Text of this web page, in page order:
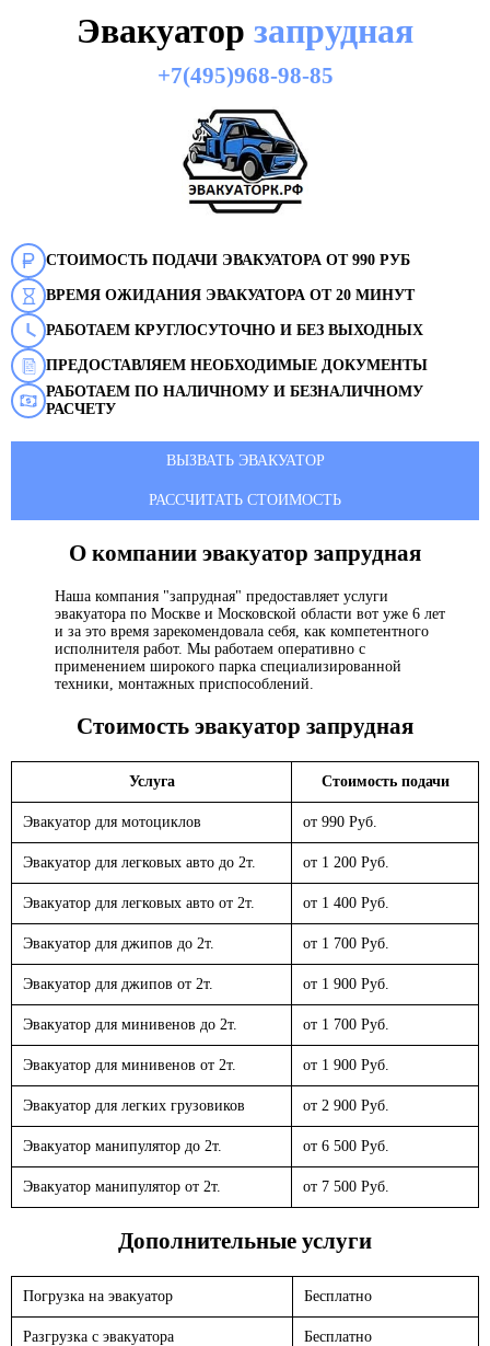
Эвакуатор запрудная
+7(495)968-98-85
СТОИМОСТЬ ПОДАЧИ ЭВАКУАТОРА ОТ 990 РУБ
ВРЕМЯ ОЖИДАНИЯ ЭВАКУАТОРА ОТ 20 МИНУТ
РАБОТАЕМ КРУГЛОСУТОЧНО И БЕЗ ВЫХОДНЫХ
ПРЕДОСТАВЛЯЕМ НЕОБХОДИМЫЕ ДОКУМЕНТЫ
РАБОТАЕМ ПО НАЛИЧНОМУ И БЕЗНАЛИЧНОМУ
РАСЧЕТУ
ВЫЗВАТЬ ЭВАКУАТОР
РАССЧИТАТЬ СТОИМОСТЬ
О компании эвакуатор запрудная
Наша компания "запрудная" предоставляет услуги
эвакуатора по Москве и Московской области вот уже 6 лет
и за это время зарекомендовала себя, как компетентного
исполнителя работ. Мы работаем оперативно с
применением широкого парка специализированной
техники, монтажных приспособлений.
Стоимость эвакуатор запрудная
Услуга Стоимость подачи
Эвакуатор для мотоциклов от 990 Руб.
Эвакуатор для легковых авто до 2т. от 1 200 Руб.
Эвакуатор для легковых авто от 2т. от 1 400 Руб.
Эвакуатор для джипов до 2т. от 1 700 Руб.
Эвакуатор для джипов от 2т. от 1 900 Руб.
Эвакуатор для минивенов до 2т. от 1 700 Руб.
Эвакуатор для минивенов от 2т. от 1 900 Руб.
Эвакуатор для легких грузовиков от 2 900 Руб.
Эвакуатор манипулятор до 2т. от 6 500 Руб.
Эвакуатор манипулятор от 2т. от 7 500 Руб.
Дополнительные услуги
Погрузка на эвакуатор Бесплатно
Разгрузка с эвакуатора Бесплатно